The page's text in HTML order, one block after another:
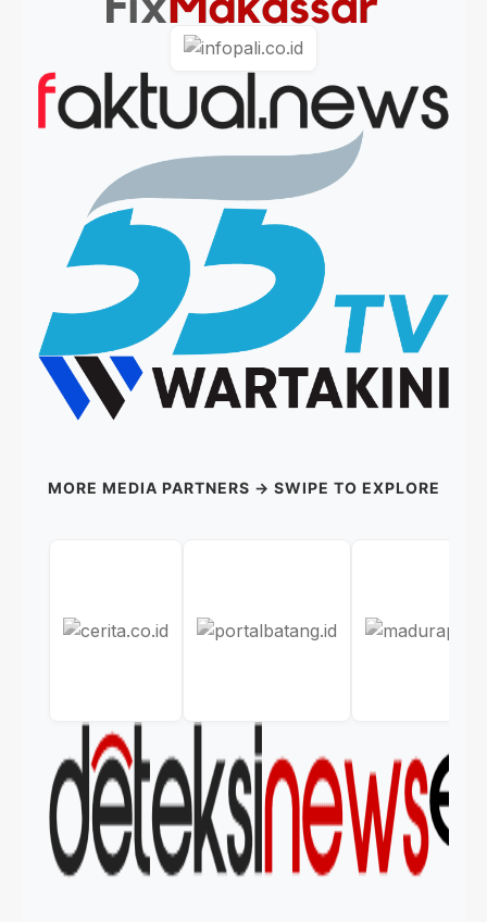
MORE MEDIA PARTNERS → SWIPE TO EXPLORE